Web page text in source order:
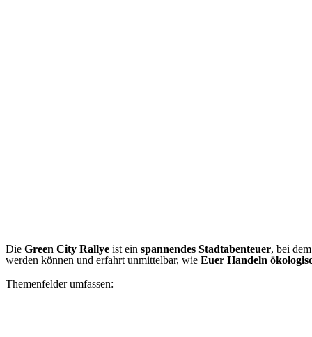
Die Green City Rallye ist ein spannendes Stadtabenteuer, bei
werden können und erfahrt unmittelbar, wie Euer Handeln
Themenfelder umfassen: